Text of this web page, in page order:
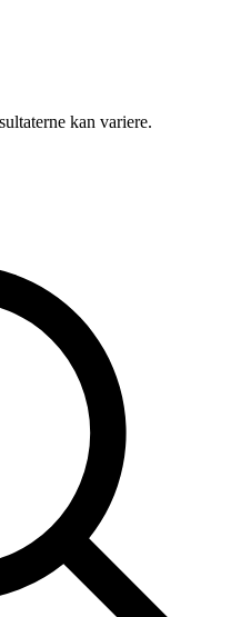
kan variere.